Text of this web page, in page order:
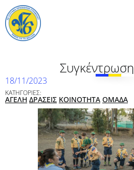
18/11/2023
ΚΑΤΗΓΟΡΙΕΣ:
ΑΓΕΛΗ ΔΡΑΣΕΙΣ ΚΟΙΝΟΤΗΤΑ ΟΜΑΔΑ